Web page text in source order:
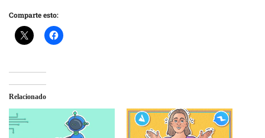
Comparte esto:
Relacionado